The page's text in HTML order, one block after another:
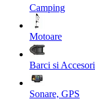
Camping
Motoare
Barci si
Sonare, GPS